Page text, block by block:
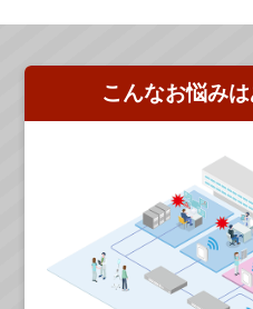
こんなお悩み